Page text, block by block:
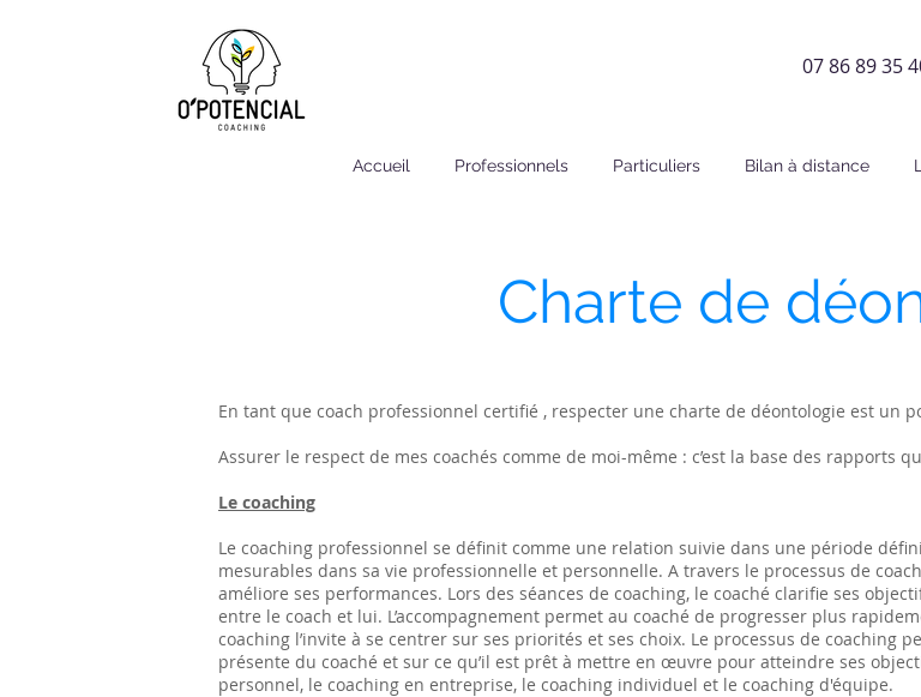
07 86 89 35
Accueil Professionnels Particuliers Bilan à distance
Charte de
En tant que coach professionnel certifié , respecter une charte de déontologie est un
Assurer le respect de mes coachés comme de moi-même : c’est la base des rapports
Le coaching
Le coaching professionnel se définit comme une relation suivie dans une période
mesurables dans sa vie professionnelle et personnelle. A travers le processus de
améliore ses performances. Lors des séances de coaching, le coaché clarifie ses
entre le coach et lui. L’accompagnement permet au coaché de progresser plus
coaching l’invite à se centrer sur ses priorités et ses choix. Le processus de coaching
présente du coaché et sur ce qu’il est prêt à mettre en œuvre pour atteindre ses
personnel, le coaching en entreprise, le coaching individuel et le coaching d'équipe.